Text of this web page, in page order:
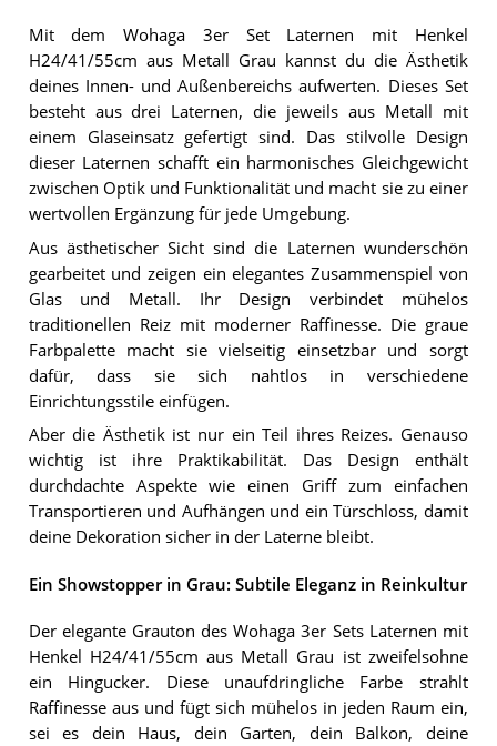
Mit dem Wohaga 3er Set Laternen mit Henkel
H24/41/55cm aus Metall Grau kannst du die Ästhetik
deines Innen- und Außenbereichs aufwerten. Dieses Set
besteht aus drei Laternen, die jeweils aus Metall mit
einem Glaseinsatz gefertigt sind. Das stilvolle Design
dieser Laternen schafft ein harmonisches Gleichgewicht
zwischen Optik und Funktionalität und macht sie zu einer
wertvollen Ergänzung für jede Umgebung.
Aus ästhetischer Sicht sind die Laternen wunderschön
gearbeitet und zeigen ein elegantes Zusammenspiel von
Glas und Metall. Ihr Design verbindet mühelos
traditionellen Reiz mit moderner Raffinesse. Die graue
Farbpalette macht sie vielseitig einsetzbar und sorgt
dafür, dass sie sich nahtlos in verschiedene
Einrichtungsstile einfügen.
Aber die Ästhetik ist nur ein Teil ihres Reizes. Genauso
wichtig ist ihre Praktikabilität. Das Design enthält
durchdachte Aspekte wie einen Griff zum einfachen
Transportieren und Aufhängen und ein Türschloss, damit
deine Dekoration sicher in der Laterne bleibt.
Ein Showstopper in Grau: Subtile Eleganz in Reinkultur
Der elegante Grauton des Wohaga 3er Sets Laternen mit
Henkel H24/41/55cm aus Metall Grau ist zweifelsohne
ein Hingucker. Diese unaufdringliche Farbe strahlt
Raffinesse aus und fügt sich mühelos in jeden Raum ein,
sei es dein Haus, dein Garten, dein Balkon, deine